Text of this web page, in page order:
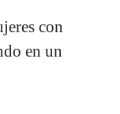
con
en un